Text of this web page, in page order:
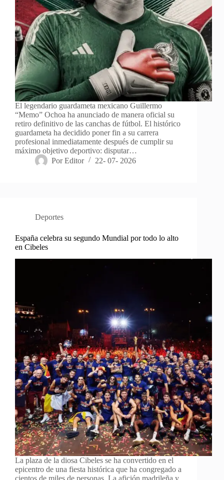
El legendario guardameta mexicano Guillermo
“Memo” Ochoa ha anunciado de manera oficial su
retiro definitivo de las canchas de fútbol. El histórico
guardameta ha decidido poner fin a su carrera
profesional inmediatamente después de cumplir su
máximo objetivo deportivo: disputar…
Por Editor 22- 07- 2026
Deportes
España celebra su segundo Mundial por todo lo alto
en Cibeles
La plaza de la diosa Cibeles se ha convertido en el
epicentro de una fiesta histórica que ha congregado a
cientos de miles de personas. La afición madrileña y